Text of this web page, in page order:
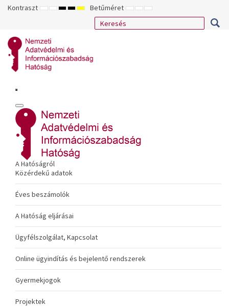
Kontraszt ALAPÉRTELMEZETT
ÉJSZAKAI
NAGY
KONTRASZTÚ
NAGY
KONTRASZTÚ
NAGY
KONTRASZTÚ
SÁRGA
FEKETE
Betűméret KISEBB
BETŰTÍPUS
ALAPÉRTELMEZETT
BETŰMÉRET
NAGYOBB
BETŰMÉRET
A Hatóságról
Közérdekű adatok
Éves beszámolók
A Hatóság eljárásai
Ügyfélszolgálat, Kapcsolat
Online ügyindítás és bejelentő rendszerek
Gyermekjogok
Projektek